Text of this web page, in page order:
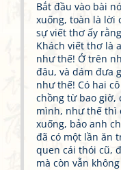
Bắt đầu vào bài
xuống, toàn là lời
sự viết thơ ấy
Khách viết thơ là
như thế! Ở trên
đâu, và dám đưa
như thế! Có hai
chồng từ bao giờ,
mình, như thế thì
xuống, bảo anh
đã có một lần ăn
quen cái thói cũ,
mà còn vẫn